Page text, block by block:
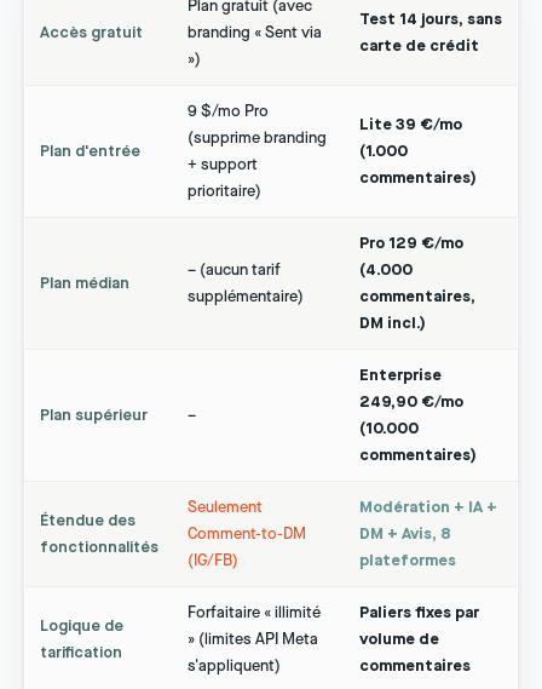
Accès gratuit
Plan gratuit (avec
branding « Sent via
»)
Test 14 jours, sans
carte de crédit
Plan d'entrée
9 $/mo Pro
(supprime branding
+ support
prioritaire)
Lite 39 €/mo
(1.000
commentaires)
Plan médian
– (aucun tarif
supplémentaire)
Pro 129 €/mo
(4.000
commentaires,
DM incl.)
Plan supérieur –
Enterprise
249,90 €/mo
(10.000
commentaires)
Étendue des
fonctionnalités
Seulement
Comment-to-DM
(IG/FB)
Modération + IA +
DM + Avis, 8
plateformes
Logique de
tarification
Forfaitaire « illimité
» (limites API Meta
s'appliquent)
Paliers fixes par
volume de
commentaires